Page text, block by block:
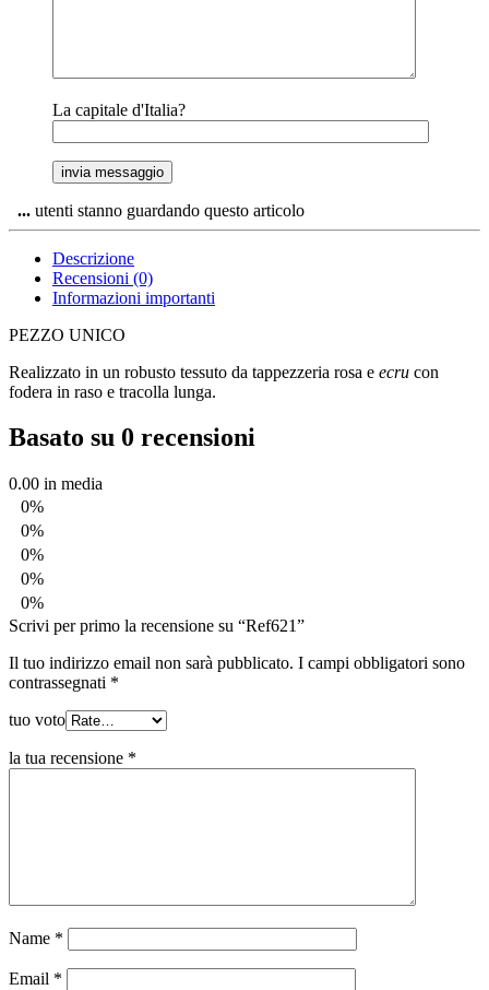
La capitale d'Italia?
... utenti stanno guardando questo articolo
Descrizione
Recensioni (0)
Informazioni importanti
PEZZO UNICO
Realizzato in un robusto tessuto da tappezzeria rosa e ecru con
fodera in raso e tracolla lunga.
Basato su 0 recensioni
0.00 in media
0%
0%
0%
0%
0%
Scrivi per primo la recensione su “Ref621”
Il tuo indirizzo email non sarà pubblicato. I campi obbligatori sono
contrassegnati *
tuo voto
la tua recensione *
Name *
Email *